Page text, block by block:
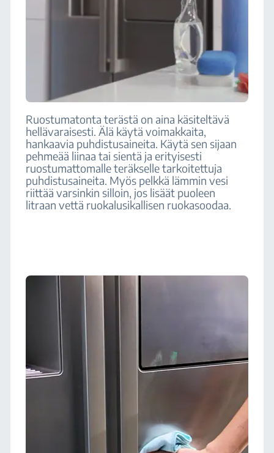
Ruostumatonta terästä on aina käsiteltävä
hellävaraisesti. Älä käytä voimakkaita,
hankaavia puhdistusaineita. Käytä sen sijaan
pehmeää liinaa tai sientä ja erityisesti
ruostumattomalle teräkselle tarkoitettuja
puhdistusaineita. Myös pelkkä lämmin vesi
riittää varsinkin silloin, jos lisäät puoleen
litraan vettä ruokalusikallisen ruokasoodaa.